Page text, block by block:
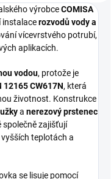
výrobceCOMISA
instalacerozvodů vody a
vícevrstvého potrubí,
aplikacích.
vodou, protože je
12165 CW617N, která
životnost. Konstrukce
a nerezový prstenec
společně zajišťují
teplotách a
se lisuje pomocí